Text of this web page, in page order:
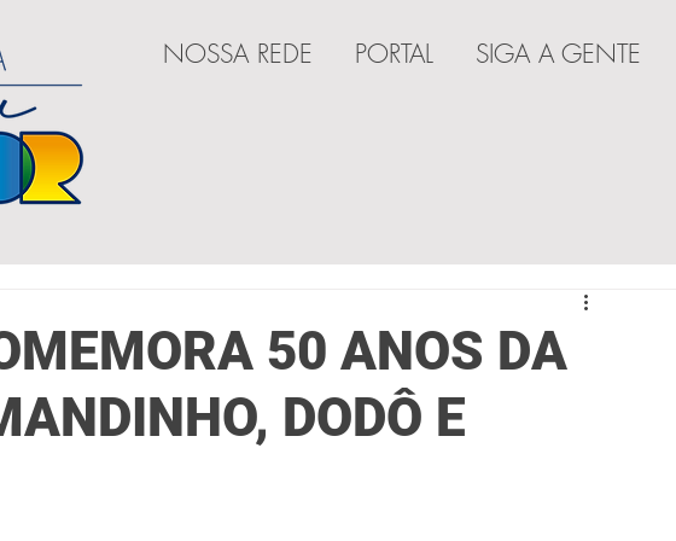
NOSSA REDE PORTAL SIGA A GENTE
50 ANOS DA
DODÔ E